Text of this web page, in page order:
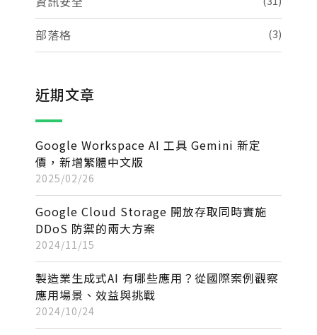
部落格 (3)
近期文章
Google Workspace AI 工具 Gemini 新定
價，新增繁體中文版
2025/02/26
Google Cloud Storage 開放存取同時實施
DDoS 防禦的兩大方案
2024/11/15
製造業生成式AI 有哪些應用？從國際案例觀察
應用場景、效益與挑戰
2024/10/24